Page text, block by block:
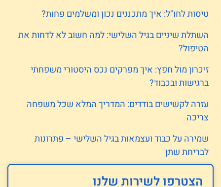
טיסות לחו"ל: איך מתכננים נכון ומשלמים פחות?
השתלת שיניים בגיל השלישי: למה חשוב לא לדחות את
הטיפול?
זיכרון מול חפץ: איך מפרקים נכס היסטורי משפחתי
ברגישות ובכבוד?
עזרה לקשישים בודדים: המדריך המלא שכל משפחה
צריכה
שמירה על כבוד ועצמאות בגיל השלישי – פתרונות
לבריחת שתן
הצטרפו לשירות שלנו